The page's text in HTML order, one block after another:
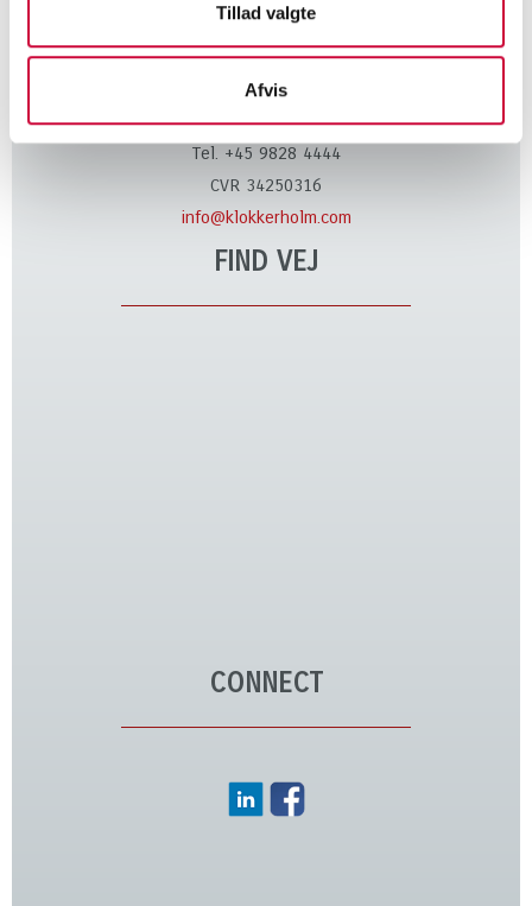
Tillad valgte
Afvis
Klokkerholm Karosseridele A/S
Kløvervej 6
DK-9320 Hjallerup, Denmark
Tel. +45 9828 4444
CVR 34250316
info@klokkerholm.com
FIND VEJ
CONNECT